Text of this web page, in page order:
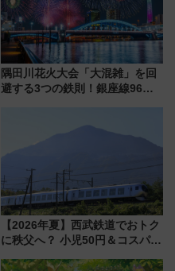
隅田川花火大会「大混雑」を回
避する3つの鉄則！銀座線96本
【2026年夏】西武鉄道でおトク
に秩父へ？ 小児50円＆コスパ最